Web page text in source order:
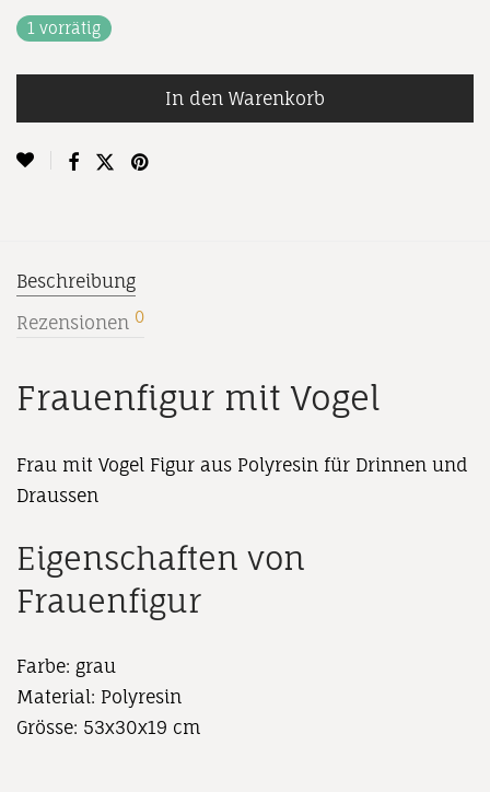
1 vorrätig
In den Warenkorb
Beschreibung
Rezensionen 0
Frauenfigur mit Vogel
Frau mit Vogel Figur aus Polyresin für Drinnen und
Draussen
Eigenschaften von
Frauenfigur
Farbe: grau
Material: Polyresin
Grösse: 53x30x19 cm